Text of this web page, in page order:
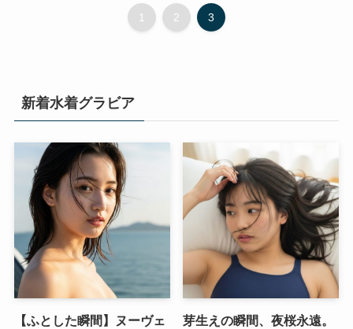
1 2 3
新着水着グラビア
【ふとした瞬間】ヌーヴェ 芽生えの瞬間、夜桜永遠。